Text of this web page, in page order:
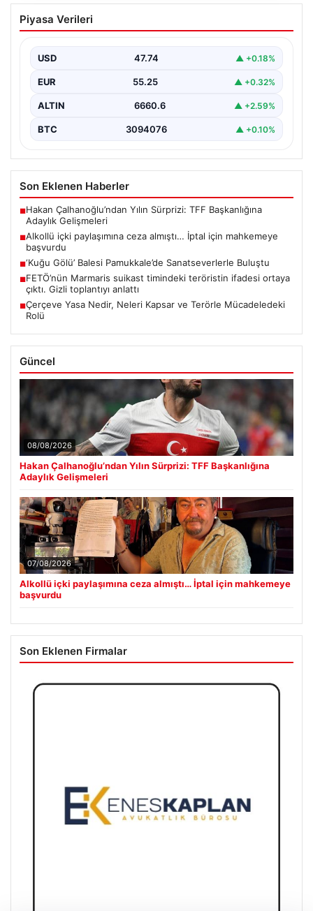
Alkollü içki paylaşımına ceza almıştı…
İptal için mahkemeye başvurdu
Piyasa Verileri
USD 47.74 ▲ +0.18%
EUR 55.25 ▲ +0.32%
ALTIN 6660.6 ▲ +2.59%
BTC 3094076 ▲ +0.10%
Son Eklenen Haberler
■Hakan Çalhanoğlu’ndan Yılın Sürprizi: TFF Başkanlığına
Adaylık Gelişmeleri
■Alkollü içki paylaşımına ceza almıştı… İptal için mahkemeye
başvurdu
■‘Kuğu Gölü’ Balesi Pamukkale’de Sanatseverlerle Buluştu
■FETÖ’nün Marmaris suikast timindeki teröristin ifadesi ortaya
çıktı. Gizli toplantıyı anlattı
■Çerçeve Yasa Nedir, Neleri Kapsar ve Terörle Mücadeledeki
Rolü
Güncel
08/08/2026
Hakan Çalhanoğlu’ndan Yılın Sürprizi: TFF Başkanlığına
Adaylık Gelişmeleri
07/08/2026
Alkollü içki paylaşımına ceza almıştı… İptal için mahkemeye
başvurdu
Son Eklenen Firmalar